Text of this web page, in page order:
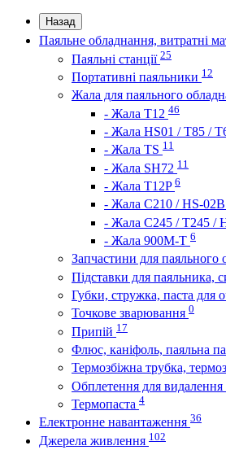
Назад
Паяльне обладнання, витратні
Паяльні станції 25
Портативні паяльники 12
Жала для паяльного
- Жала Т12 46
- Жала HS01 / T85 /
- Жала TS 11
- Жала SH72 11
- Жала T12P 6
- Жала C210 / HS-02B
- Жала C245 / T245 /
- Жала 900M-T 6
Запчастини для паяльного
Підставки для паяльника,
Губки, стружка, паста для
Точкове зварювання 0
Припій 17
Флюс, каніфоль, паяльна
Термозбіжна трубка,
Обплетення для
Термопаста 4
Електронне навантаження 36
Джерела живлення 102